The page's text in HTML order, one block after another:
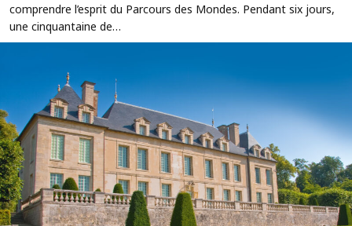
comprendre l’esprit du Parcours des Mondes. Pendant six jours,
une cinquantaine de…